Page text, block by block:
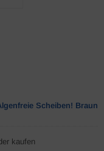
Scheiben! Braun
kaufen